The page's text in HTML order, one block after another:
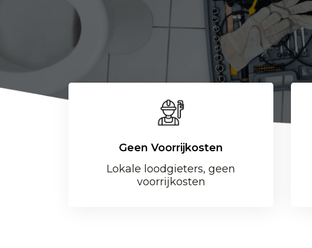
Geen Voorrijkosten
Lokale loodgieters, geen
voorrijkosten